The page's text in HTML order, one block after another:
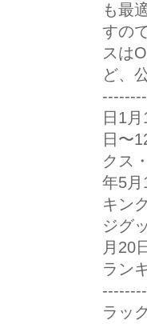
も最
すの
スは
ど、
日1
日〜
クス
年5
キン
ジグ
月20
ラン
ラッ